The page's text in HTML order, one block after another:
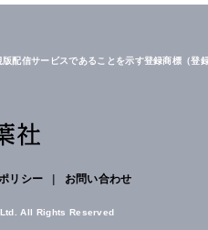
配信サービスであることを示す登録商標（登
リシー | お問い合わせ
All Rights Reserved